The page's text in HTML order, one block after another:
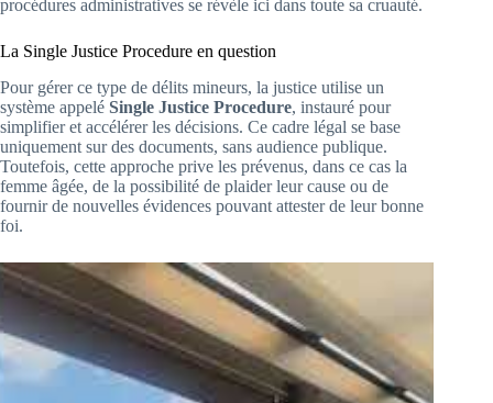
procédures administratives se révèle ici dans toute sa cruauté.
La Single Justice Procedure en question
Pour gérer ce type de délits mineurs, la justice utilise un
système appelé Single Justice Procedure, instauré pour
simplifier et accélérer les décisions. Ce cadre légal se base
uniquement sur des documents, sans audience publique.
Toutefois, cette approche prive les prévenus, dans ce cas la
femme âgée, de la possibilité de plaider leur cause ou de
fournir de nouvelles évidences pouvant attester de leur bonne
foi.